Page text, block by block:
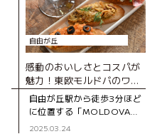
自由が丘
感動のおいしさとコスパが
魅力！東欧モルドバのワイ
ンと食品専門店
自由が丘駅から徒歩3分ほど
に位置する「MOLDOVA
MARKET（モルドバマーケ
2025.03.24